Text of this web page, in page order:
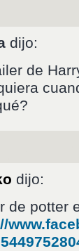
dijo:
de
dijo:
de potter